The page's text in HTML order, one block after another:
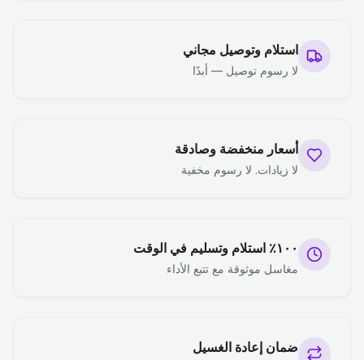
استلام وتوصيل مجاني
لا رسوم توصيل — أبدًا
أسعار منخفضة وصادقة
لا زيادات. لا رسوم مخفية
١٠٠٪ استلام وتسليم في الوقت
مغاسل موثوقة مع تتبع الأداء
ضمان إعادة الغسيل